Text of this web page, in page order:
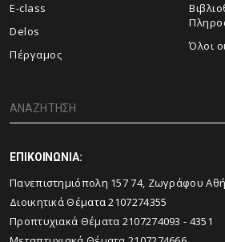
E-class
Delos
Πέργαμος
Όλοι
ΕΠΙΚΟΙΝΩΝΙΑ:
Πανεπιστημιόπολη 157 74, Ζωγράφου
Διοικητικά Θέματα 2107274355
Προπτυχιακά Θέματα 2107274093 - 4351